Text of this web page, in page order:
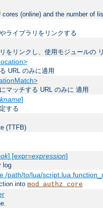
cores (online) and the number of
ライブラリをリンクする
をリンクし、使用モジュールの
URL のみに適用
マッチする URL のみに 適用
]
する
(TTFB)
] [expr=expression]
log
/path/to/lua/script.lua
into mod_authz_core